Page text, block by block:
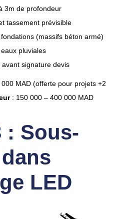
3m de profondeur
tassement prévisible
(massifs béton armé)
pluviales
signature devis
MAD (offerte pour projets +2
: 150 000 – 400 000 MAD
: Sous-
LED